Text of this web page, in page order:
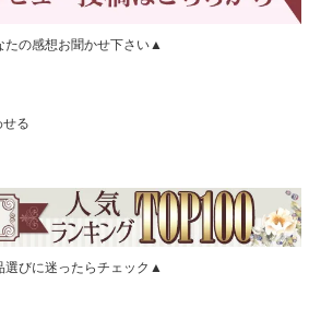
たの感想お聞かせ下さい▲
る
選びに迷ったらチェック▲